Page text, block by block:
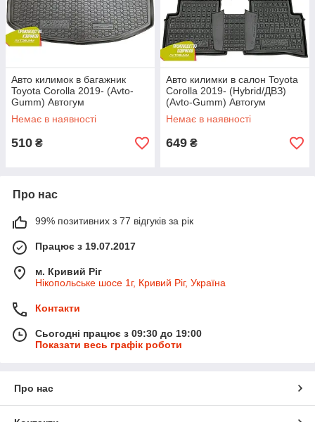
Авто килимок в багажник
Toyota Corolla 2019- (Avto-
Gumm) Автогум
Немає в наявності
510 ₴
Авто килимки в салон Toyota
Corolla 2019- (Hybrid/ДВЗ)
(Avto-Gumm) Автогум
Немає в наявності
649 ₴
Про нас
99% позитивних з 77 відгуків за рік
Працює з 19.07.2017
м. Кривий Ріг
Нікопольське шосе 1г, Кривий Ріг, Україна
Контакти
Сьогодні працює з 09:30 до 19:00
Показати весь графік роботи
Про нас